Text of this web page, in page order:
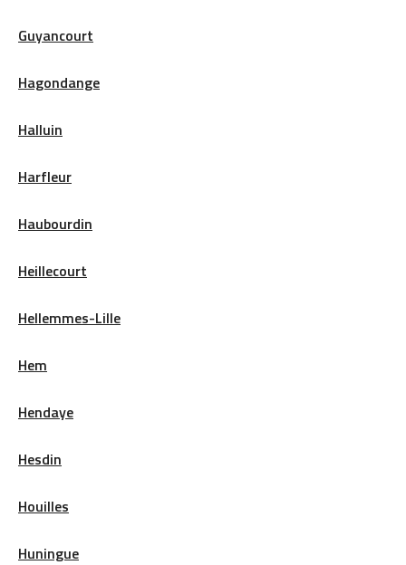
Guyancourt
Hagondange
Halluin
Harfleur
Haubourdin
Heillecourt
Hellemmes-Lille
Hem
Hendaye
Hesdin
Houilles
Huningue